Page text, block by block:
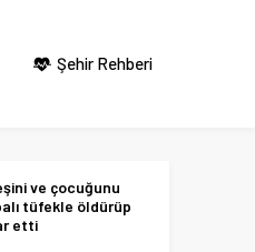
Şehir Rehberi
ve çocuğunu
tüfekle öldürüp
etti